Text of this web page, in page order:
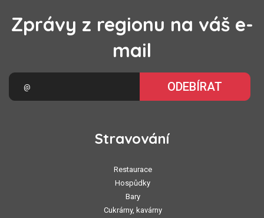
Zprávy z regionu na váš e-
mail
ODEBÍRAT
Stravování
Restaurace
Hospůdky
Bary
Cukrárny, kavárny